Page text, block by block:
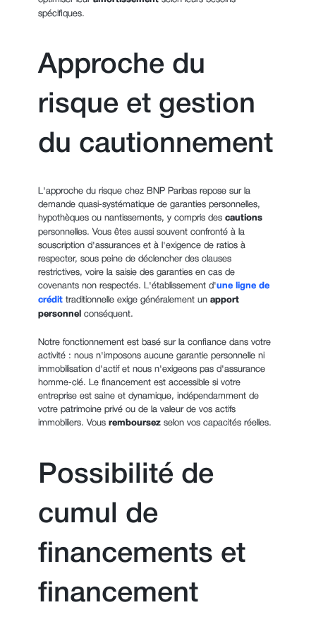
spécifiques.
Approche du
risque et gestion
du cautionnement
L'approche du risque chez BNP Paribas repose sur la
demande quasi-systématique de garanties personnelles,
hypothèques ou nantissements, y compris des cautions
personnelles. Vous êtes aussi souvent confronté à la
souscription d'assurances et à l'exigence de ratios à
respecter, sous peine de déclencher des clauses
restrictives, voire la saisie des garanties en cas de
covenants non respectés. L'établissement d'une ligne de
crédit traditionnelle exige généralement un apport
personnel conséquent.
Notre fonctionnement est basé sur la confiance dans votre
activité : nous n'imposons aucune garantie personnelle ni
immobilisation d'actif et nous n'exigeons pas d'assurance
homme-clé. Le financement est accessible si votre
entreprise est saine et dynamique, indépendamment de
votre patrimoine privé ou de la valeur de vos actifs
immobiliers. Vous remboursez selon vos capacités réelles.
Possibilité de
cumul de
financements et
financement